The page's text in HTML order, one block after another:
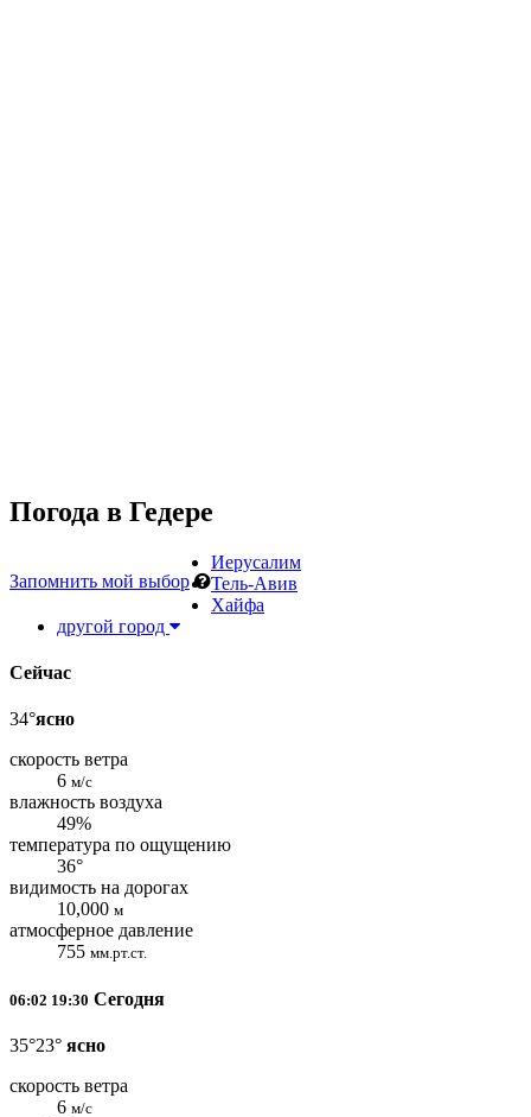
Погода в Гедере
Запомнить мой выбор
Иерусалим
Тель-Авив
Хайфа
другой город
Сейчас
34°ясно
скорость ветра
6 м/с
влажность воздуха
49%
температура по ощущению
36°
видимость на дорогах
10,000 м
атмосферное давление
755 мм.рт.ст.
06:02 19:30 Сегодня
35°23° ясно
скорость ветра
6 м/с